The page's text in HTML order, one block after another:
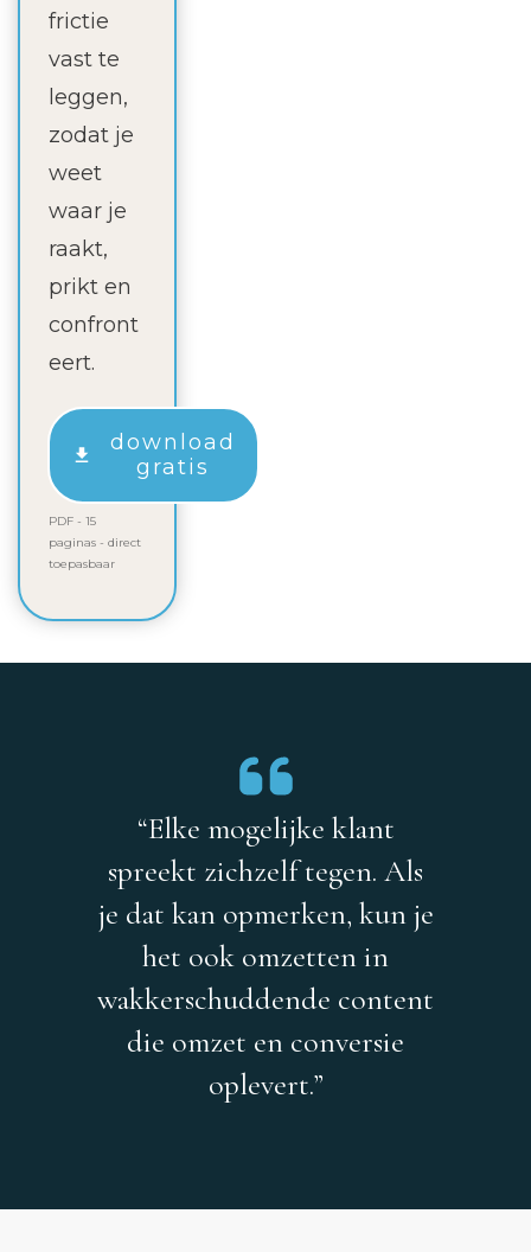
frictie
vast te
leggen,
zodat je
weet
waar je
raakt,
prikt en
confront
eert.
download
gratis
PDF - 15
paginas - direct
toepasbaar
“Elke mogelijke klant
spreekt zichzelf tegen. Als
je dat kan opmerken, kun je
het ook omzetten in
wakkerschuddende content
die omzet en conversie
oplevert.”